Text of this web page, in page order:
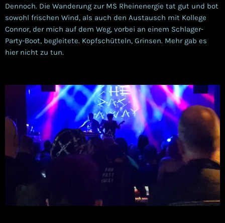
Dennoch. Die Wanderung zur MS Rheinenergie tat gut und bot
sowohl frischen Wind, als auch den Austausch mit Kollege
Connor, der mich auf dem Weg, vorbei an einem Schlager-
Party-Boot, begleitete. Kopfschütteln, Grinsen. Mehr gab es
hier nicht zu tun.